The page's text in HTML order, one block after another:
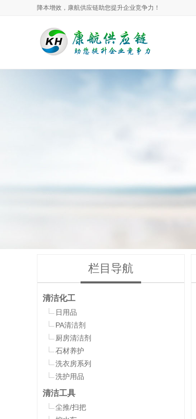
降本增效，康航供应链助您提升企业竞争力！
栏目导航
清洁化工
日用品
PA清洁剂
厨房清洁剂
石材养护
洗衣房系列
洗护用品
清洁工具
尘推/扫把